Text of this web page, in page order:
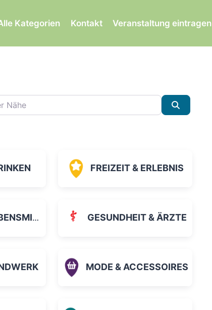
Kategorien Kontakt Veranstaltung eintragen
FREIZEIT & ERLEBNIS
GESUNDHEIT & ÄRZTE
MODE & ACCESSOIRES